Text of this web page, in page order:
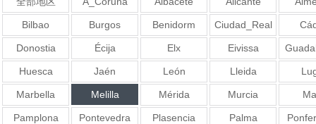
Bilbao Burgos Benidorm Ciudad_Real
Donostia Écija Elx Eivissa
Huesca Jaén León Lleida
Marbella Melilla Mérida Murcia
Pamplona Pontevedra Plasencia Palma